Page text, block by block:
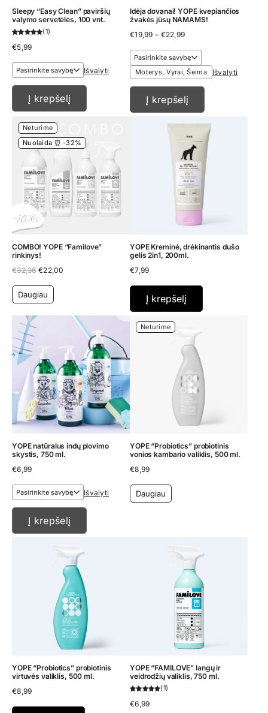
Sleepy “Easy Clean” paviršių
valymo servetėlės, 100 vnt.
1
€5,99
Išvalyti
Į krepšelį
Idėja dovanai! YOPE kvepiančios
žvakės jūsų NAMAMS!
€19,99 – €22,99Price
€19,99
through
€22,99
Moterys, Vyrai, Šeima Išvalyti
Į krepšelį
Neturime
Nuolaida ⏰ -32%
COMBO! YOPE “Familove”
rinkinys!
€32,36 Original
was:
€32,36.
€22,00
Daugiau
YOPE Kreminė, drėkinantis dušo
gelis 2in1, 200ml.
€7,99
Į krepšelį
YOPE natūralus indų plovimo
skystis, 750 ml.
€6,99
Išvalyti
Į krepšelį
Neturime
YOPE “Probiotics” probiotinis
vonios kambario valiklis, 500 ml.
€8,99
Daugiau
YOPE “Probiotics” probiotinis
virtuvės valiklis, 500 ml.
€8,99
YOPE “FAMILOVE” langų ir
veidrodžių valiklis, 750 ml.
1
€6,99